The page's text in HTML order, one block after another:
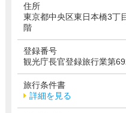
住所
東京都中央区東日本橋3丁
階
登録番号
観光庁長官登録旅行業第
旅行条件書
詳細を見る